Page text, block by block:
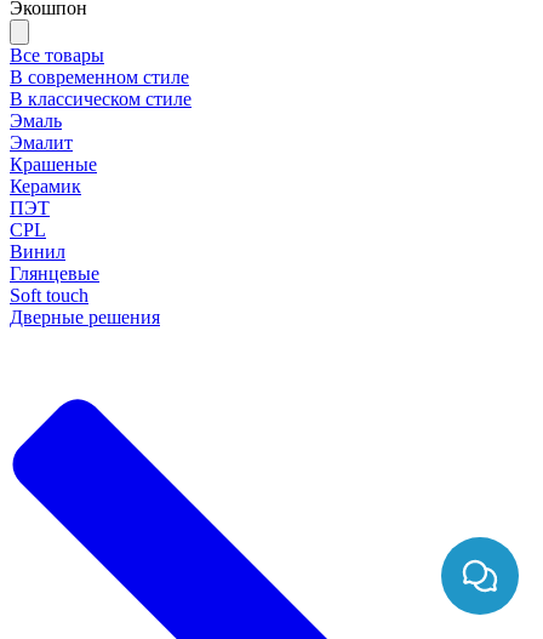
Экошпон
Все товары
В современном стиле
В классическом стиле
Эмаль
Эмалит
Крашеные
Керамик
ПЭТ
CPL
Винил
Глянцевые
Soft touch
Дверные решения